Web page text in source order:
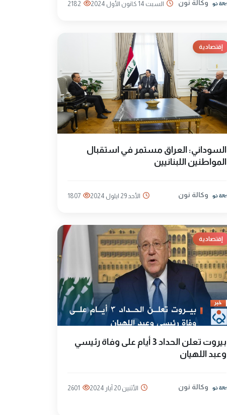
وكالة نون السبت 14 كانون الأول 2024 2182
إقتصادية
السوداني: العراق مستمر في استقبال
المواطنين اللبنانيين
وكالة نون الأحد 29 ايلول 2024 1807
إقتصادية
بيروت تعلن الحداد 3 أيام على وفاة رئيسي
وعبد اللهيان
وكالة نون الأثنين 20 آيار 2024 2601